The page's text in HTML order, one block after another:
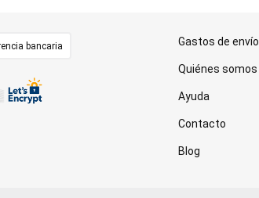
bancaria Gastos de envío
Quiénes somos
Ayuda
Contacto
Blog